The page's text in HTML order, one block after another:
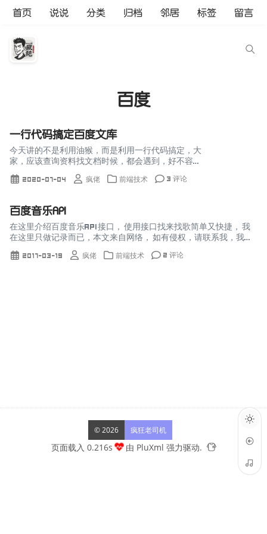
首页 说说 分类 归档 邻居 标签 留言
百度
一行代码搞定百度文库
今天讲的不是利用油猴，而是利用一行代码搞定，大
家，应该查询资料找文档时候，都会遇到，好不容易
找到一篇，准备复制的时候却提示需要开通VIP才能复
制下载需要vip就算了，复制也要就有点说不过去了现
2020-07-04 疯佬 前端技术 3 评论
百度音乐API
在这里介绍百度音乐API接口， 使用接口找来找歌简单又快捷， 我
在这里只做记录而已，本文来自网络， 如有侵权，请联系我，我删
除， 好了废话不多说，请看下面记录 例如 http://ting...
2017-03-19 疯佬 前端技术 2 评论
© 2026 疯狂老司机
页面载入 0.216s 由 PluXml 强力驱动.